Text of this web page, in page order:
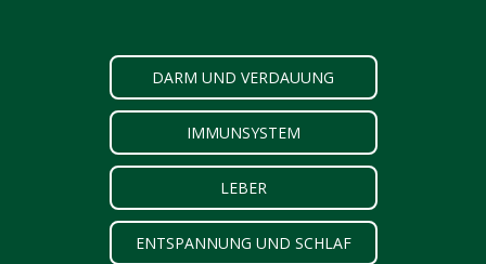
DARM UND VERDAUUNG
IMMUNSYSTEM
LEBER
ENTSPANNUNG UND SCHLAF